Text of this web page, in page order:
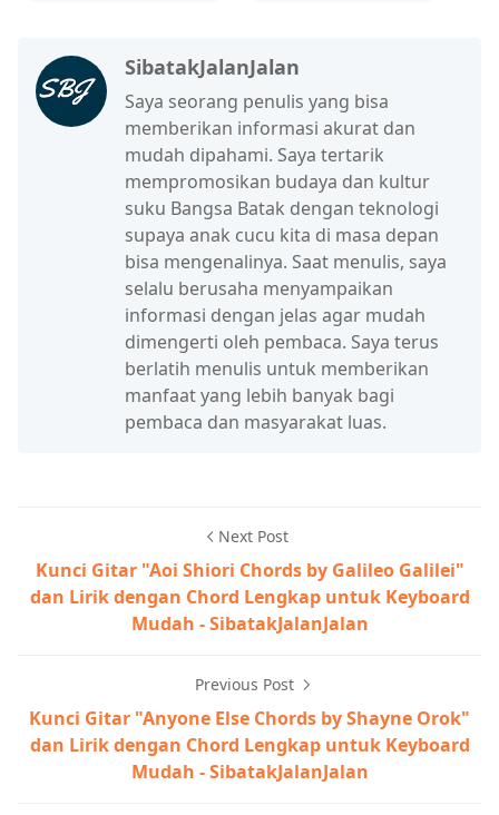
SibatakJalanJalan
Saya seorang penulis yang bisa
memberikan informasi akurat dan
mudah dipahami. Saya tertarik
mempromosikan budaya dan kultur
suku Bangsa Batak dengan teknologi
supaya anak cucu kita di masa depan
bisa mengenalinya. Saat menulis, saya
selalu berusaha menyampaikan
informasi dengan jelas agar mudah
dimengerti oleh pembaca. Saya terus
berlatih menulis untuk memberikan
manfaat yang lebih banyak bagi
pembaca dan masyarakat luas.
Next Post
Kunci Gitar "Aoi Shiori Chords by Galileo Galilei"
dan Lirik dengan Chord Lengkap untuk Keyboard
Mudah - SibatakJalanJalan
Previous Post
Kunci Gitar "Anyone Else Chords by Shayne Orok"
dan Lirik dengan Chord Lengkap untuk Keyboard
Mudah - SibatakJalanJalan